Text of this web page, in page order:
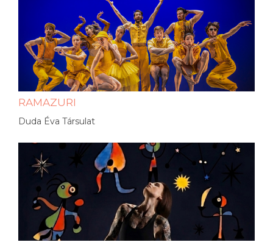
RAMAZURI
Duda Éva Társulat